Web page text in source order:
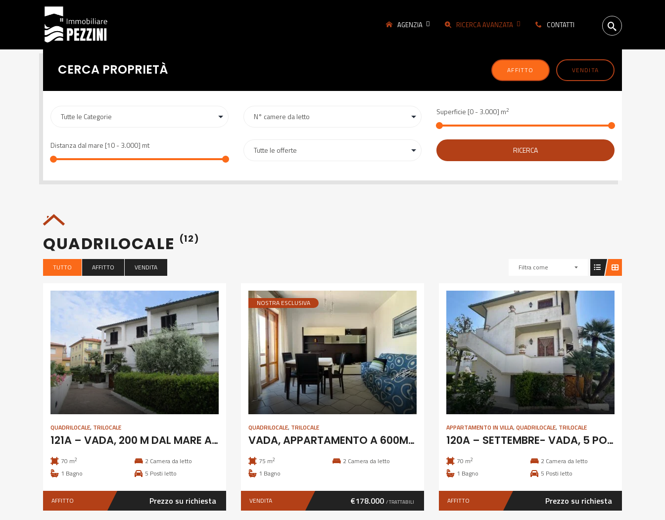
AGENZIA RICERCA AVANZATA CONTATTI
CERCA PROPRIETÀ AFFITTO VENDITA
Superficie [0-3.000] m2
Distanza dal mare [10-3.000] mt RICERCA
QUADRILOCALE (12)
TUTTO AFFITTO VENDITA Filtra come
QUADRILOCALE, TRILOCALE
121A – VADA, 200 M DAL MARE AGOSTO MESE INTERO
70 m2 2 Camera da letto
1 Bagno 5 Posti letto
AFFITTO Prezzo su richiesta
NOSTRA ESCLUSIVA
QUADRILOCALE, TRILOCALE
VADA, APPARTAMENTO A 600M DAL MARE
75 m2 2 Camera da letto
1 Bagno
VENDITA €178.000 / TRATTABILI
APPARTAMENTO IN VILLA,QUADRILOCALE, TRILOCALE
120A – SETTEMBRE- VADA, 5 POSTI
70 m2 2 Camera da letto
1 Bagno 5 Posti letto
AFFITTO Prezzo su richiesta